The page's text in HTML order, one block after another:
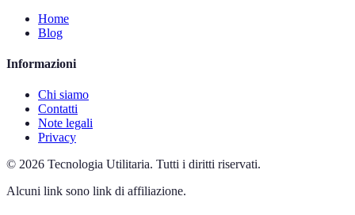
Home
Blog
Informazioni
Chi siamo
Contatti
Note legali
Privacy
© 2026 Tecnologia Utilitaria. Tutti i diritti riservati.
Alcuni link sono link di affiliazione.